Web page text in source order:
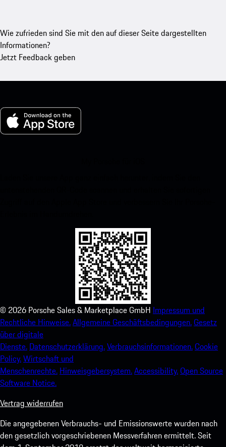
Wie zufrieden sind Sie mit den auf dieser Seite dargestellten
Informationen?
Jetzt Feedback geben
© 2026 Porsche Sales & Marketplace GmbH Impressum und
Rechtliche Hinweise.Allgemeine Geschäftsbedingungen.Gesetz
über digitale
Dienste. Datenschutzerklärung.Verbrauchsinformationen.Cookie
Policy.Wirtschaft und
Menschenrechte. Hinweisgebersystem.Accessibility.Open Source
Software Notice.
Vertrag widerrufen
Die angegebenen Verbrauchs- und Emissionswerte wurden nach
den gesetzlich vorgeschriebenen Messverfahren ermittelt. Seit